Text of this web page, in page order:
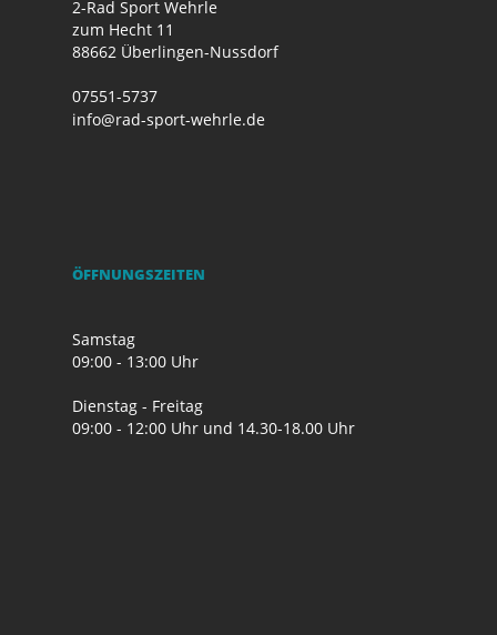
2-Rad Sport Wehrle
zum Hecht 11
88662 Überlingen-Nussdorf
07551-5737
info@rad-sport-wehrle.de
ÖFFNUNGSZEITEN
Samstag
09:00 - 13:00 Uhr
Dienstag - Freitag
09:00 - 12:00 Uhr und 14.30-18.00 Uhr